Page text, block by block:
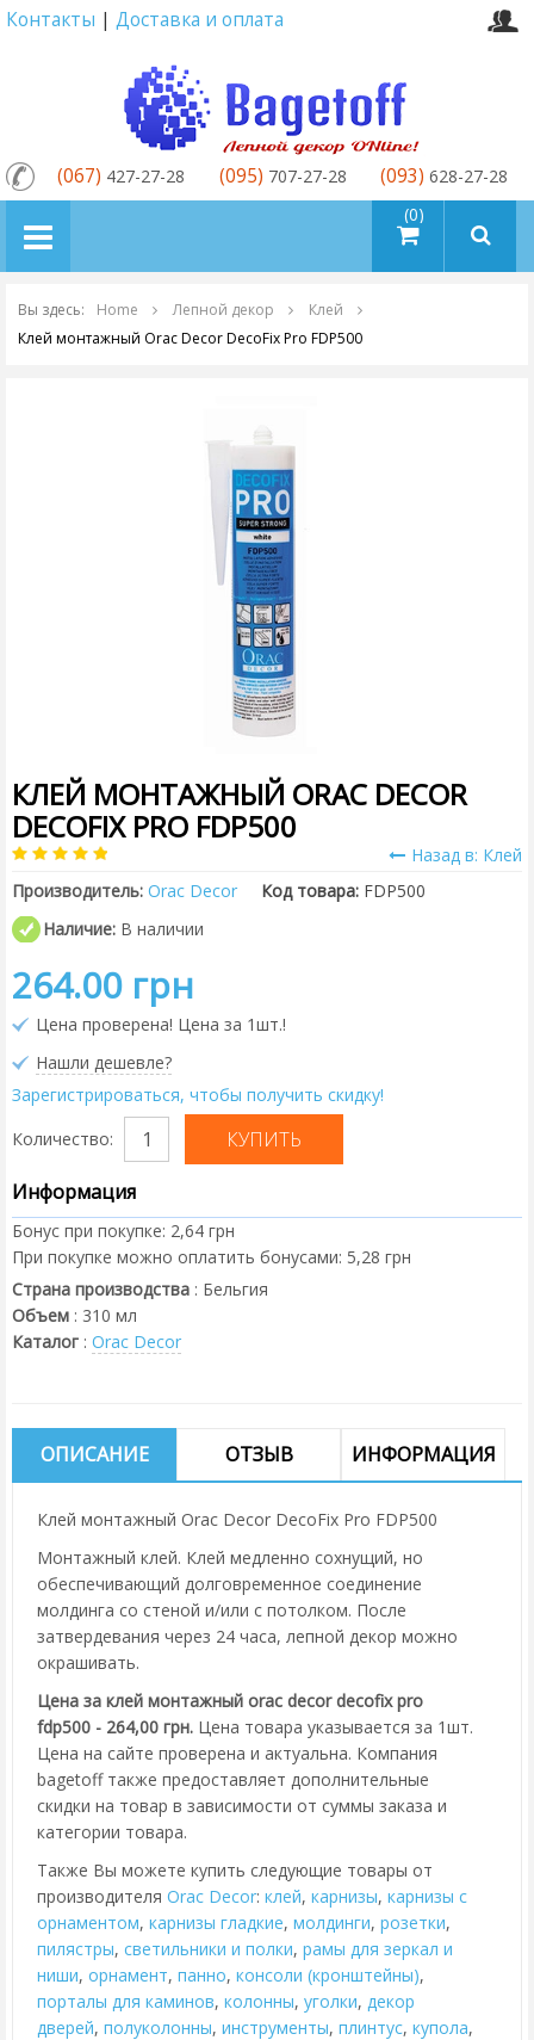
Контакты | Доставка и оплата
товаров (0)
(067) 427-27-28 (095) 707-27-28 (093) 628-27-28
Вы здесь: Home Лепной декор
Клей
Клей монтажный Orac Decor DecoFix Pro FDP500
КЛЕЙ МОНТАЖНЫЙ ORAC DECOR
DECOFIX PRO FDP500
Назад в: Клей
Производитель: Orac Decor Код товара: FDP500
Наличие: В наличии
264.00 грн
Цена проверена! Цена за 1шт.!
Нашли дешевле?
Зарегистрироваться, чтобы получить скидку!
Количество:
Информация
Бонус при покупке: 2,64 грн
При покупке можно оплатить бонусами: 5,28 грн
Страна производства : Бельгия
Объем : 310 мл
Каталог : Orac Decor
ОПИСАНИЕ ОТЗЫВ ИНФОРМАЦИЯ
Клей монтажный Orac Decor DecoFix Pro FDP500
Монтажный клей. Клей медленно сохнущий, но
обеспечивающий долговременное соединение
молдинга со стеной и/или с потолком. После
затвердевания через 24 часа, лепной декор можно
окрашивать.
Цена за клей монтажный orac decor decofix pro
fdp500 - 264,00 грн. Цена товара указывается за 1шт.
Цена на сайте проверена и актуальна. Компания
bagetoff также предоставляет дополнительные
скидки на товар в зависимости от суммы заказа и
категории товара.
Также Вы можете купить следующие товары от
производителя Orac Decor: клей, карнизы, карнизы с
орнаментом, карнизы гладкие, молдинги, розетки,
пилястры, cветильники и полки, рамы для зеркал и
ниши, орнамент, панно, консоли (кронштейны),
порталы для каминов, колонны, уголки, декор
дверей, полуколонны, инструменты, плинтус, купола,